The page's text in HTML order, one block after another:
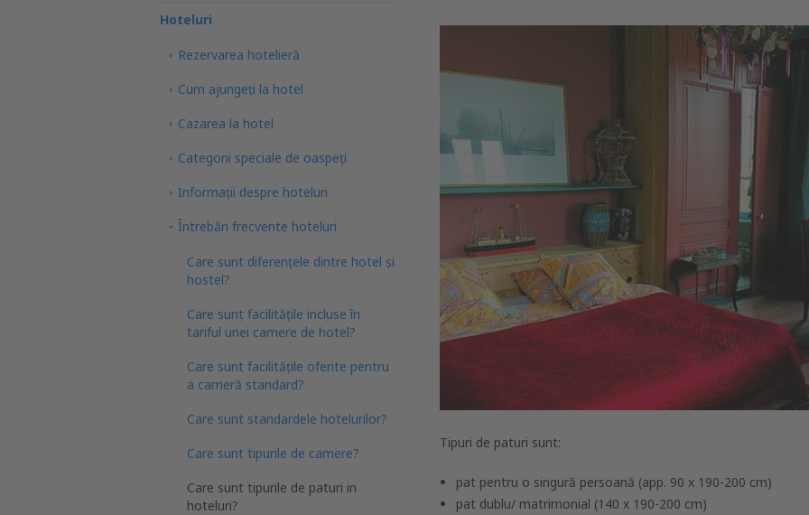
Hoteluri
Rezervarea hotelieră
Cum ajungeţi la hotel
Cazarea la hotel
Categorii speciale de oaspeţi
Informații despre hoteluri
Întrebări frecvente hoteluri
Care sunt diferențele dintre hotel și
hostel?
Care sunt facilitățile incluse în
tariful unei camere de hotel?
Care sunt facilitățile oferite pentru
a cameră standard?
Care sunt standardele hotelurilor?
Care sunt tipurile de camere?
Care sunt tipurile de paturi in
hoteluri?
Tipuri de paturi sunt:
pat pentru o singură persoană (app. 90 x 190-200 cm)
pat dublu/ matrimonial (140 x 190-200 cm)